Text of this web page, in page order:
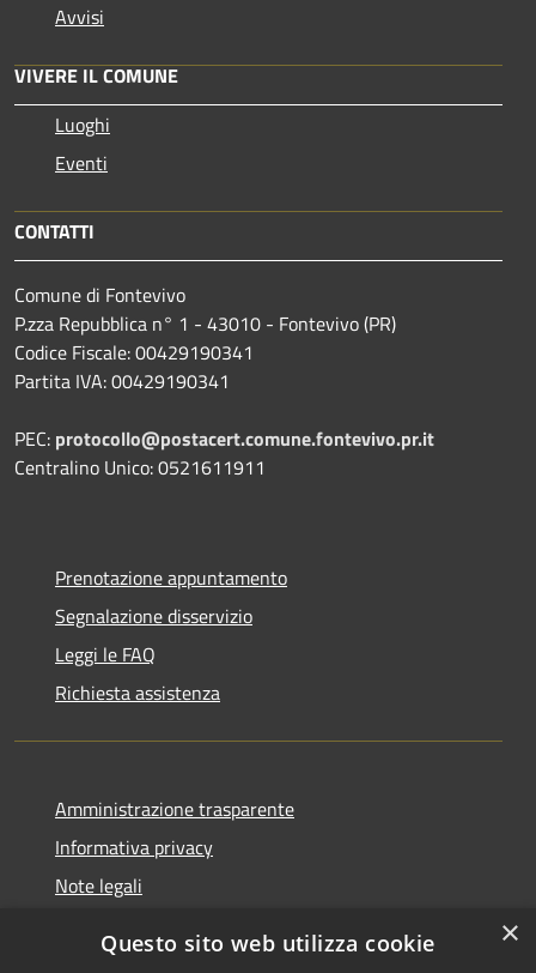
Avvisi
VIVERE IL COMUNE
Luoghi
Eventi
CONTATTI
Comune di Fontevivo
P.zza Repubblica n° 1 - 43010 - Fontevivo (PR)
Codice Fiscale: 00429190341
Partita IVA: 00429190341
PEC: protocollo@postacert.comune.fontevivo.pr.it
Centralino Unico: 0521611911
Prenotazione appuntamento
Segnalazione disservizio
Leggi le FAQ
Richiesta assistenza
Amministrazione trasparente
Informativa privacy
Note legali
×
Questo sito web utilizza cookie